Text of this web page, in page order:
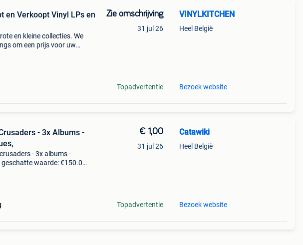
en Verkoopt Vinyl LPs en
en kleine collecties. We
om een prijs voor uw
Zie omschrijving
31 jul 26
Topadvertentie
VINYLKITCHEN
Heel België
Bezoek website
- 3x Albums -
- 3x albums -
waarde: €150.0
€ 1,00
31 jul 26
Topadvertentie
Catawiki
Heel België
Bezoek website